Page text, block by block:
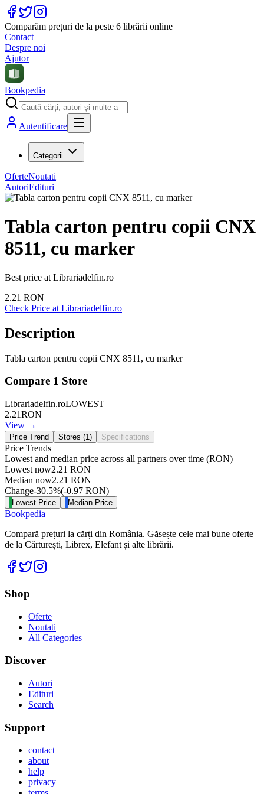
Comparăm prețuri de la peste 6 librării online
Contact
Despre noi
Ajutor
Bookpedia
Autentificare
Categorii
OferteNoutati
AutoriEdituri
Tabla carton pentru copii CNX
8511, cu marker
Best price at Librariadelfin.ro
2.21 RON
Check Price at Librariadelfin.ro
Description
Tabla carton pentru copii CNX 8511, cu marker
Compare 1 Store
Librariadelfin.roLOWEST
2.21RON
View →
Price Trend Stores (1) Specifications
Price Trends
Lowest and median price across all partners over time (RON)
Lowest now2.21 RON
Median now2.21 RON
Change-30.5%(-0.97 RON)
Lowest Price Median Price
Bookpedia
Compară prețuri la cărți din România. Găsește cele mai bune oferte
de la Cărturești, Librex, Elefant și alte librării.
Facebook
Twitter
Shop
Oferte
Noutati
All Categories
Discover
Autori
Edituri
Search
Support
contact
about
help
privacy